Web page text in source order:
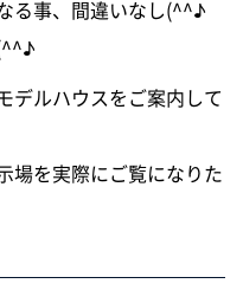
る事、間違いなし(^^♪
デルハウスをご案内して
場を実際にご覧になりた